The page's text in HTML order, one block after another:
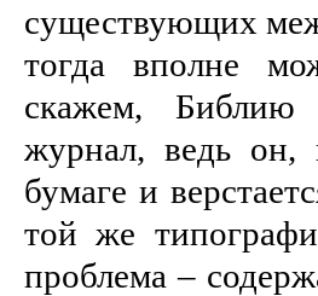
существующих
тогда вполне
скажем, Библию
журнал, ведь он,
бумаге и
той же
проблема –